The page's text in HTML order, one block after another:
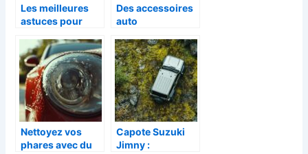
Les meilleures
astuces pour
en ligne
Des accessoires
auto
pour gâter votre
papa à la fête des
pères
Nettoyez vos
phares avec du
Capote Suzuki
Jimny :